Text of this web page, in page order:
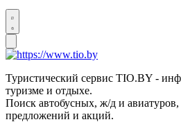
Туристический сервис TIO.BY -
туризме и отдыхе.
Поиск автобусных, ж/д и
предложений и акций.